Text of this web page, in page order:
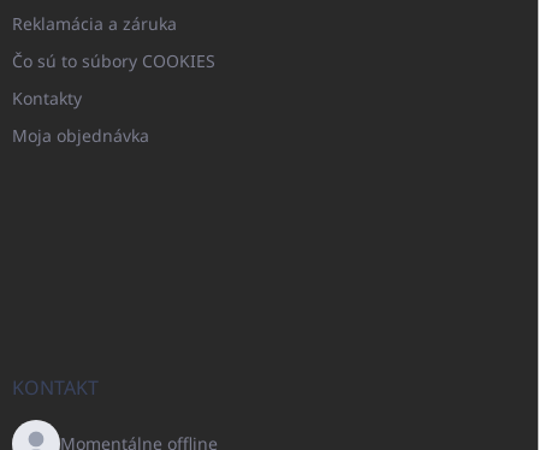
Reklamácia a záruka
Čo sú to súbory COOKIES
Kontakty
Moja objednávka
KONTAKT
Momentálne offline